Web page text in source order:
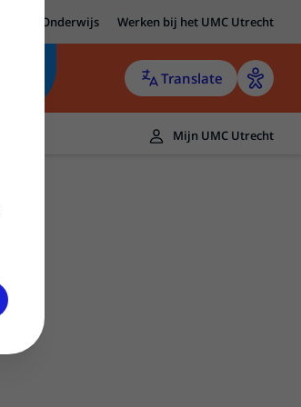
Onderwijs Werken bij het UMC Utrecht
Translate
Mijn UMC Utrecht